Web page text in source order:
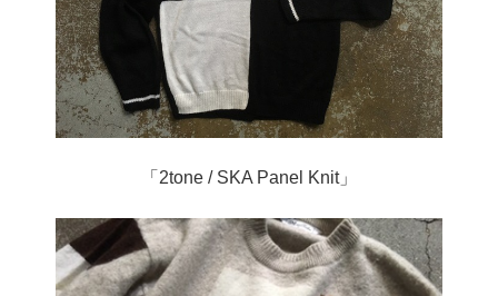
「2tone / SKA Panel Knit」